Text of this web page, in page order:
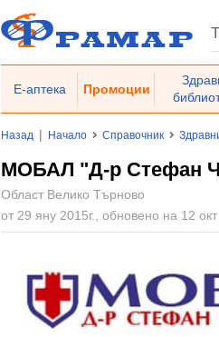
Е-аптека Промоции
Назад | Начало Справочник
МОБАЛ "Д-р Стефан
Област Велико Търново
от 29 яну 2015г., обновено на 12 окт